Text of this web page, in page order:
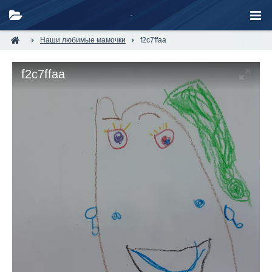
Наши любимые мамочки f2c7ffaa
f2c7ffaa